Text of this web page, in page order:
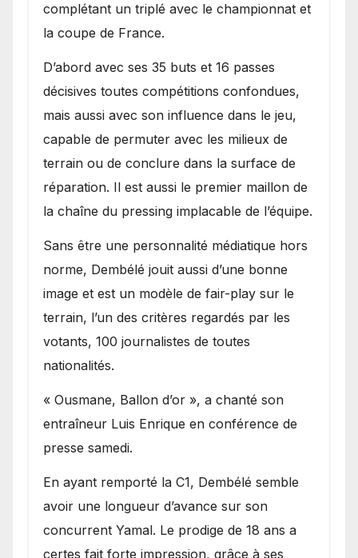
complétant un triplé avec le championnat et
la coupe de France.
D’abord avec ses 35 buts et 16 passes
décisives toutes compétitions confondues,
mais aussi avec son influence dans le jeu,
capable de permuter avec les milieux de
terrain ou de conclure dans la surface de
réparation. Il est aussi le premier maillon de
la chaîne du pressing implacable de l’équipe.
Sans être une personnalité médiatique hors
norme, Dembélé jouit aussi d’une bonne
image et est un modèle de fair-play sur le
terrain, l’un des critères regardés par les
votants, 100 journalistes de toutes
nationalités.
« Ousmane, Ballon d’or », a chanté son
entraîneur Luis Enrique en conférence de
presse samedi.
En ayant remporté la C1, Dembélé semble
avoir une longueur d’avance sur son
concurrent Yamal. Le prodige de 18 ans a
certes fait forte impression, grâce à ses